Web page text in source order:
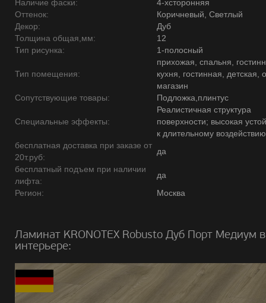
Наличие фаски:
4-хсторонняя
Оттенок:
Коричневый, Светлый
Декор:
Дуб
Толщина общая,мм:
12
Тип рисунка:
1-полосный
Тип помещения:
прихожая, спальня,
кухня, гостинная, детская,
магазин
Сопутствующие товары:
Подложка,плинтус
Специальные эффекты:
Реалистичная структура
поверхности; высокая
к длительному
бесплатная доставка при заказе от
20т.руб:
да
бесплатный подъем при наличии
лифта:
да
Регион:
Москва
Ламинат KRONOTEX Robusto Дуб Порт Медиум
интерьере: